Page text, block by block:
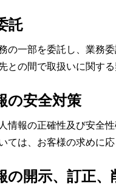
託
の一部を委託し、業務
との間で取扱いに関す
の安全対策
情報の正確性及び安全
ては、お客様の求めに
の開示、訂正、